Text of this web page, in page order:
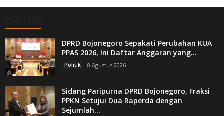
DPRD Bojonegoro Sepakati Perubahan KUA
PPAS 2026, Ini Daftar Anggaran yang...
Politik 8 Agustus 2026
Sidang Paripurna DPRD Bojonegoro, Fraksi
PPKN Setujui Dua Raperda dengan
Sejumlah...